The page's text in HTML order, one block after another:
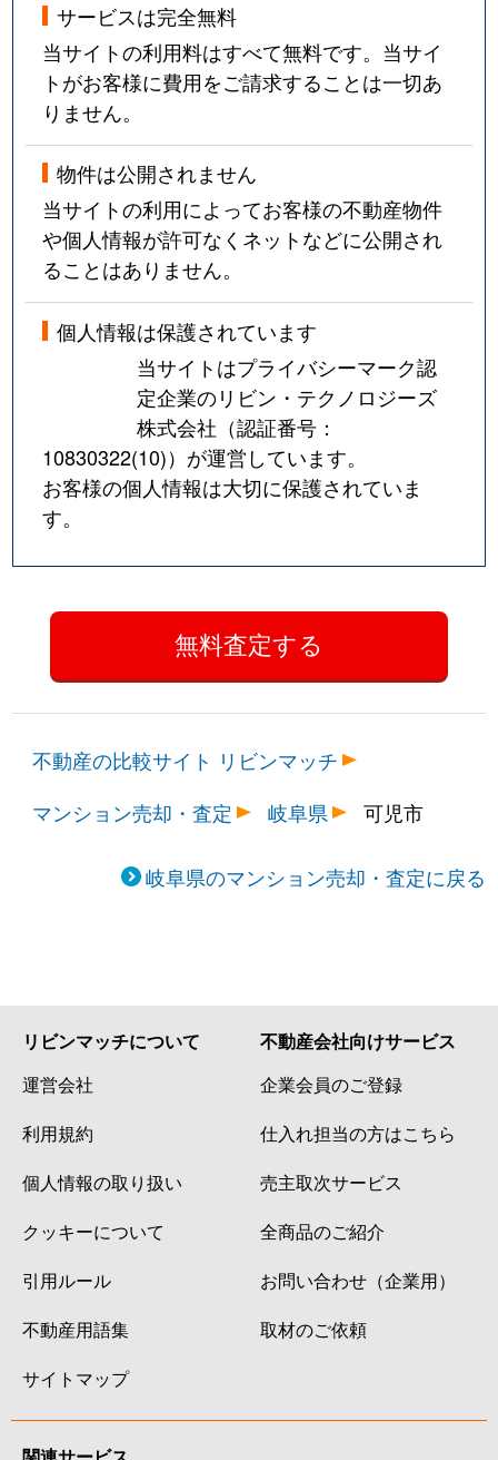
サービスは完全無料
当サイトの利用料はすべて無料です。当サイ
トがお客様に費用をご請求することは一切あ
りません。
物件は公開されません
当サイトの利用によってお客様の不動産物件
や個人情報が許可なくネットなどに公開され
ることはありません。
個人情報は保護されています
当サイトはプライバシーマーク認
定企業のリビン・テクノロジーズ
株式会社（認証番号：
10830322(10)）が運営しています。
お客様の個人情報は大切に保護されていま
す。
不動産の比較サイト リビンマッチ
マンション売却・査定
岐阜県 可児市
岐阜県のマンション売却・査定に戻る
リビンマッチについて
運営会社
利用規約
個人情報の取り扱い
クッキーについて
引用ルール
不動産用語集
サイトマップ
不動産会社向けサービス
企業会員のご登録
仕入れ担当の方はこちら
売主取次サービス
全商品のご紹介
お問い合わせ（企業用）
取材のご依頼